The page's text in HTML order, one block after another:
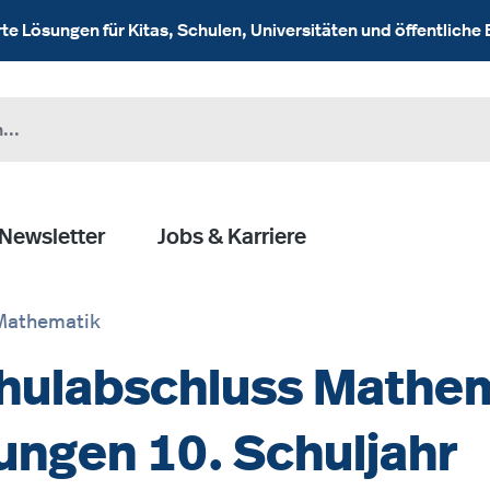
Lösungen für Kitas, Schulen, Universitäten und öffentliche
Jobs & Karriere
10. Schuljahr